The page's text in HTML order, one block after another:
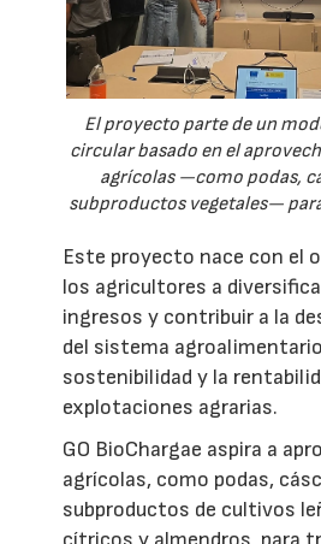
El proyecto parte de un
circular basado en el
agrícolas —como podas,
subproductos vegetales—
Este proyecto nace con el
los agricultores a
ingresos y contribuir a la
del sistema
sostenibilidad y la
explotaciones agrarias.
GO BioChargae aspira a
agrícolas, como podas,
subproductos de cultivos